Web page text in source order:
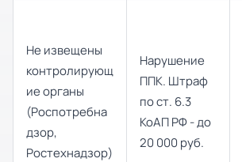
Не извещены
контролирующ
ие органы
(Роспотребна
дзор,
Ростехнадзор)
Нарушение
ППК. Штраф
по ст. 6.3
КоАП РФ - до
20 000 руб.